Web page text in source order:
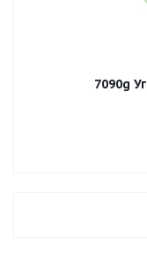
7090g